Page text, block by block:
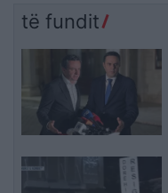
të fundit